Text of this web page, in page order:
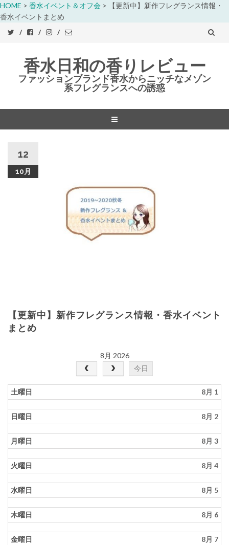
HOME > 香水イベント＆オフ会 >
【更新中】新作フレグランス情報・
香水イベントまとめ
香水日和の香りレビュー
ファッションブランド香水からニッチなメゾン
系フレグランスへの誘惑
12
10月
【更新中】新作フレグランス情報・香水イベント
まとめ
8月 2026
今日
土曜日 8月 1
日曜日 8月 2
月曜日 8月 3
火曜日 8月 4
水曜日 8月 5
木曜日 8月 6
金曜日 8月 7